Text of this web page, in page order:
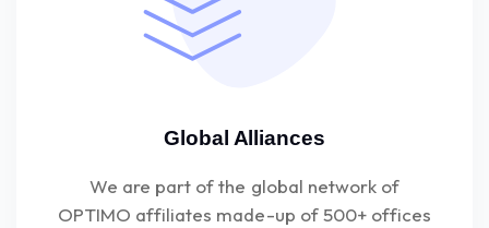
Global Alliances
We are part of the global network of
OPTIMO affiliates made-up of 500+ offices